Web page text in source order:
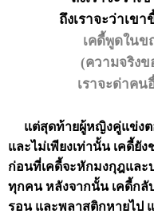
ถึงเราจะว่าเข
เคดี้พูดใน
(ความจริงข
เราจะด่าค
แต่สุดท้ายผู้หญิงคู่แข่งต
และไม่เพียงเท่านั้น เคดี้ยั
ก่อนที่เคดี้จะหักมงกุฎและ
ทุกคน หลังจากนั้น เคดี้ก
รอน และพลาสติกหายไป